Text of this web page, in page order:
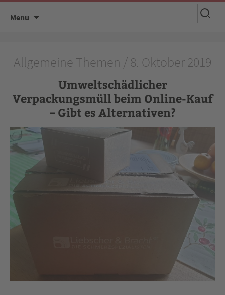
Menu
Suchen
nach:
Allgemeine Themen / 8. Oktober 2019
Umweltschädlicher
Verpackungsmüll beim Online-Kauf
– Gibt es Alternativen?